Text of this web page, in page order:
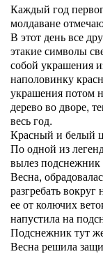
Каждый год
молдаване
В этот день все
этакие символы
собой украшения
наполовинку
украшения потом
дерево во дворе,
весь год.
Красный и белый
По одной из
вылез
Весна,
разгребать
ее от колючих
напустила на
Подснежник тут
Весна решила